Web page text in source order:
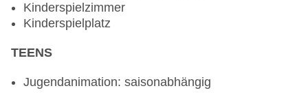
Kinderspielzimmer
Kinderspielplatz
TEENS
Jugendanimation: saisonabhängig